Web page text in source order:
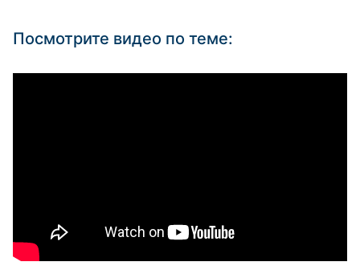
Посмотрите видео по теме: